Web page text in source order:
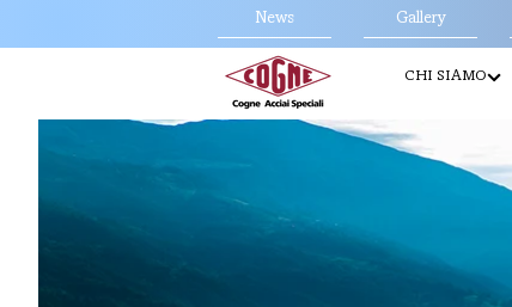
News Gallery
CHI SIAMO